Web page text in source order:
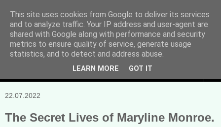
Manuela Sonntag
Bücher, Blogs & mehr
22.07.2022
The Secret Lives of Maryline Monroe.
This site uses cookies from Google to deliver its services
and to analyze traffic. Your IP address and user-agent are
shared with Google along with performance and security
metrics to ensure quality of service, generate usage
statistics, and to detect and address abuse.
LEARN MORE GOT IT